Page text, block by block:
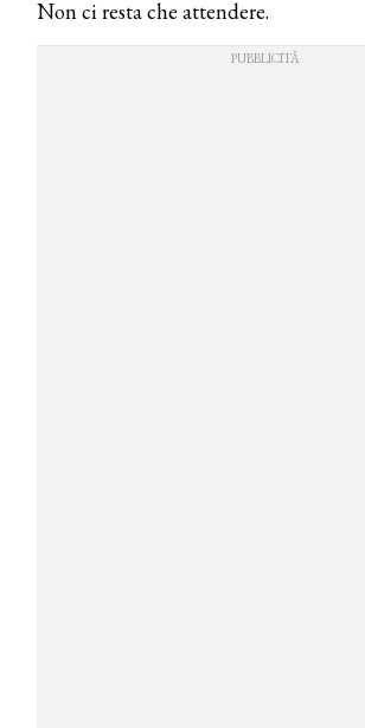
Non ci resta che attendere.